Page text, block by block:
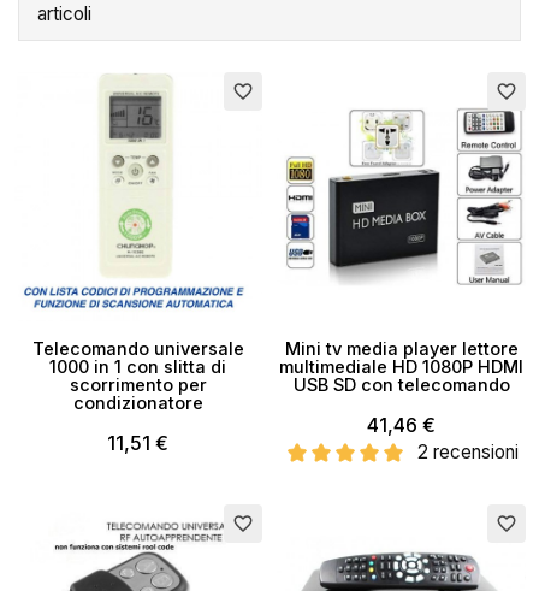
articoli
favorite_border
Telecomando universale
1000 in 1 con slitta di
scorrimento per
condizionatore
11,51 €
favorite_border
Mini tv media player lettore
multimediale HD 1080P HDMI
USB SD con telecomando
41,46 €
2 recensioni
favorite_border favorite_border